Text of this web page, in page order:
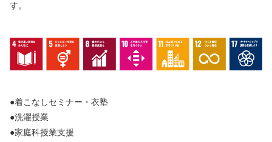
す。
●着こなしセミナー・衣塾
●洗濯授業
●家庭科授業支援